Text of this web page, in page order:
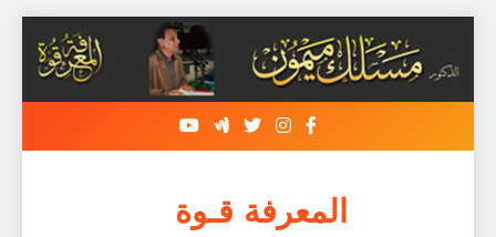
content
المعرفة قـوة